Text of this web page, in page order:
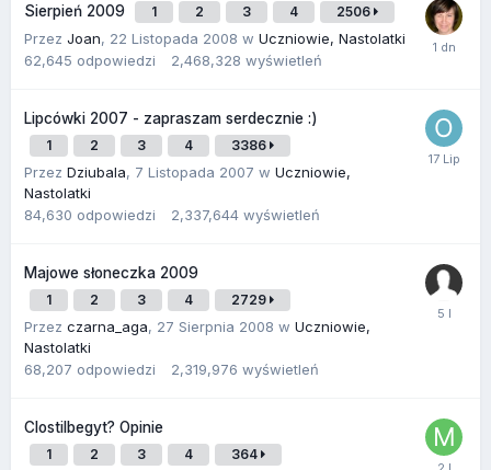
Sierpień 2009 1 2 3 4 2506
Przez Joan, 22 Listopada 2008 w Uczniowie, Nastolatki
62,645 odpowiedzi 2,468,328 wyświetleń
Lipcówki 2007 - zapraszam serdecznie :)
1 2 3 4 3386
Przez Dziubala, 7 Listopada 2007 w Uczniowie,
Nastolatki
84,630 odpowiedzi 2,337,644 wyświetleń
Majowe słoneczka 2009
1 2 3 4 2729
Przez czarna_aga, 27 Sierpnia 2008 w Uczniowie,
Nastolatki
68,207 odpowiedzi 2,319,976 wyświetleń
Clostilbegyt? Opinie
1 2 3 4 364